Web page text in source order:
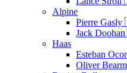
Alpine
Pierre
Jack
Haas
Esteban
Oliver